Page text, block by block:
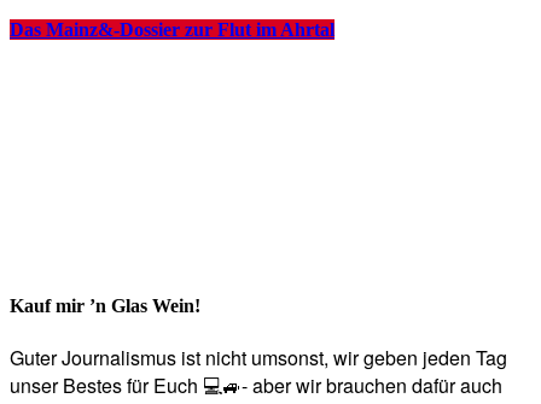
Das Mainz&-Dossier zur Flut im Ahrtal
Kauf mir ’n Glas Wein!
Guter Journalismus ist nicht umsonst, wir geben jeden Tag
unser Bestes für Euch 💻🚙- aber wir brauchen dafür auch